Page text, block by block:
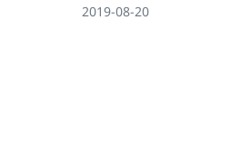
2019-08-20